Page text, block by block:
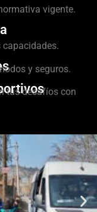
vigente.
y seguros.
tus desafíos con